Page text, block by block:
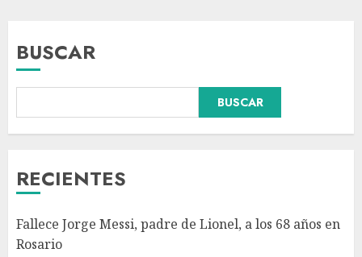
BUSCAR
BUSCAR
RECIENTES
Fallece Jorge Messi, padre de Lionel, a los 68 años en
Rosario
Colombia respalda soberanía
de Marruecos sobre el Sáhara
Detienen a ‘El Pony’ con fusil
M4, drogas y arsenal en